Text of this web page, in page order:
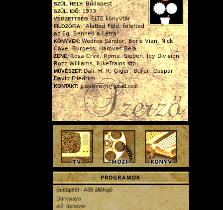
SZÜL. HELY:Budapest
SZÜL. IDŐ: 1973
VÉGZETTSÉG:ELTE könyvtár
FILOZÓFIA:"Alattad Föld, feletted
az Ég, Benned a Létra"
KÖNYVEK:Weöres Sándor, Boris Vian, Nick
Cave, Burgess, Hamvas Béla
ZENE:Rosa Crvx, Rome, Sieben, Joy Division,
Rozz Williams, iLikeTrains stb.
MŰVÉSZET:Dalí, H. R. Giger, Dürer, Caspar
David Friedrich
KONTAKT: g.szelevenyi@gmail.com
Budapest - A38 állóhajó
Darkways
elő: denevér